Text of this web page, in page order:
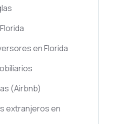
en Florida
(Airbnb)
extranjeros en